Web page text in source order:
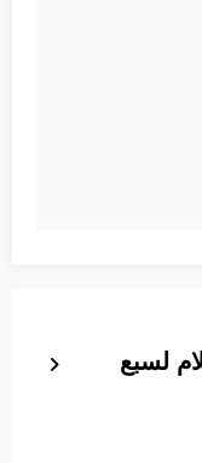
لسبع